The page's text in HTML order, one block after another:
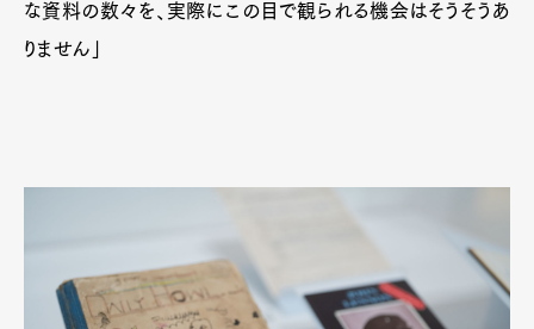
な資料の数々を、実際にこの目で観られる機会はそうそうあ
りません」